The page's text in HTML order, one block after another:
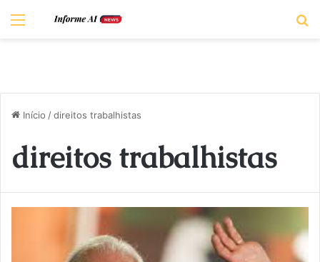
Menu
Início /direitos trabalhistas
direitos trabalhistas